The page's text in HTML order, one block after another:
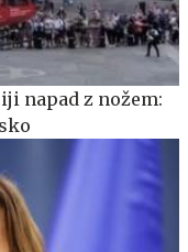
napad z nožem: